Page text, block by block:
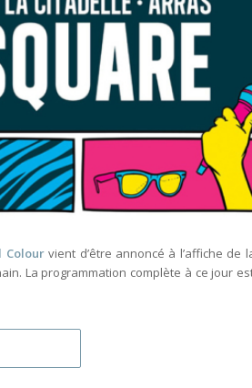
Colourvient d’être annoncé à l’affiche de
La programmation complète à ce jour